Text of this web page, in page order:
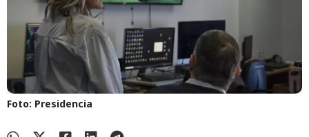
Foto: Presidencia